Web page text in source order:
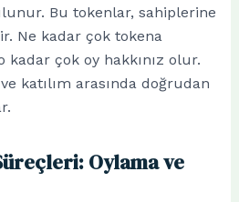
Bu tokenlar, sahiplerine
Ne kadar çok tokena
kadar çok oy hakkınız olur.
katılım arasında doğrudan
Oylama ve